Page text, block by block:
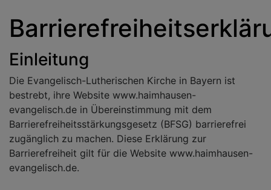
Einleitung
Die Evangelisch-Lutherischen Kirche in Bayern ist
bestrebt, ihre Website www.haimhausen-
evangelisch.de in Übereinstimmung mit dem
Barrierefreiheitsstärkungsgesetz (BFSG) barrierefrei
zugänglich zu machen. Diese Erklärung zur
Barrierefreiheit gilt für die Website www.haimhausen-
evangelisch.de.